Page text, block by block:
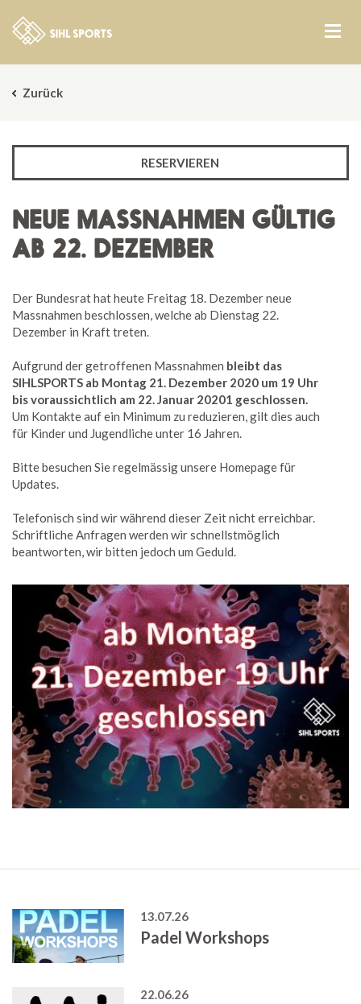
Zurück
RESERVIEREN
NEUE MASSNAHMEN GÜLTIG
AB 22. DEZEMBER
Der Bundesrat hat heute Freitag 18. Dezember neue
Massnahmen beschlossen, welche ab Dienstag 22.
Dezember in Kraft treten.
Aufgrund der getroffenen Massnahmen bleibt das
SIHLSPORTS ab Montag 21. Dezember 2020 um 19 Uhr
bis voraussichtlich am 22. Januar 20201 geschlossen.
Um Kontakte auf ein Minimum zu reduzieren, gilt dies auch
für Kinder und Jugendliche unter 16 Jahren.
Bitte besuchen Sie regelmässig unsere Homepage für
Updates.
Telefonisch sind wir während dieser Zeit nicht erreichbar.
Schriftliche Anfragen werden wir schnellstmöglich
beantworten, wir bitten jedoch um Geduld.
13.07.26
Padel Workshops
22.06.26